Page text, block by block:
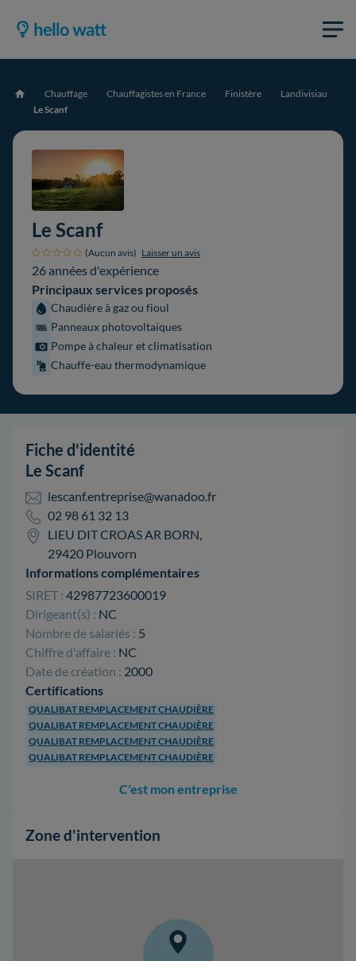
Accueil Chauffage Chauffagistes en France Finistère
Landivisiau
Le Scanf
Le Scanf
(Aucun avis) Laisser un avis
26 années d'expérience
Principaux services proposés
Chaudière à gaz ou fioul
Panneaux photovoltaïques
Pompe à chaleur et climatisation
Chauffe-eau thermodynamique
Fiche d'identité
Le Scanf
lescanf.entreprise@wanadoo.fr
02 98 61 32 13
LIEU DIT CROAS AR BORN,
29420 Plouvorn
Informations complémentaires
SIRET : 42987723600019
Dirigeant(s) : NC
Nombre de salariés : 5
Chiffre d'affaire : NC
Date de création : 2000
Certifications
QUALIBAT REMPLACEMENT CHAUDIÈRE
QUALIBAT REMPLACEMENT CHAUDIÈRE
QUALIBAT REMPLACEMENT CHAUDIÈRE
QUALIBAT REMPLACEMENT CHAUDIÈRE
C'est mon entreprise
Zone d'intervention